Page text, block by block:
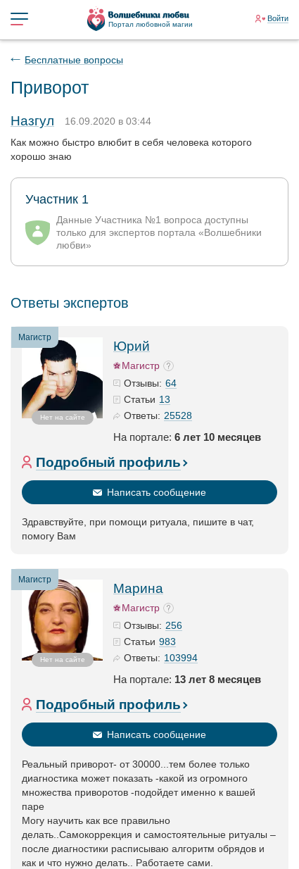
Портал любовной магии
Войти
Бесплатные вопросы
Приворот
Назгул
16.09.2020 в 03:44
Как можно быстро влюбит в себя человека которого
хорошо знаю
Участник 1
Данные Участника №1 вопроса доступны
только для экспертов портала «Волшебники
любви»
Ответы экспертов
Магистр
Нет на сайте
Юрий
Магистр
Отзывы: 64
Статьи 13
Ответы: 25528
На портале: 6 лет 10 месяцев
Подробный профиль
Написать сообщение
Здравствуйте, при помощи ритуала, пишите в чат,
помогу Вам
Магистр
Нет на сайте
Марина
Магистр
Отзывы: 256
Статьи 983
Ответы: 103994
На портале: 13 лет 8 месяцев
Подробный профиль
Написать сообщение
Реальный приворот- от 30000...тем более только
диагностика может показать -какой из огромного
множества приворотов -подойдет именно к вашей
паре
Могу научить как все правильно
делать..Самокоррекция и самостоятельные ритуалы –
после диагностики расписываю алгоритм обрядов и
как и что нужно делать.. Работаете сами.